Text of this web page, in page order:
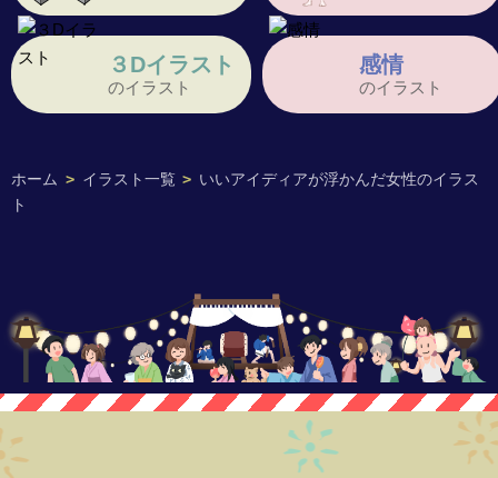
ホーム > イラスト一覧 > いいアイディアが浮かんだ女性のイラス
ト
３Dイラスト
のイラスト
感情
のイラスト